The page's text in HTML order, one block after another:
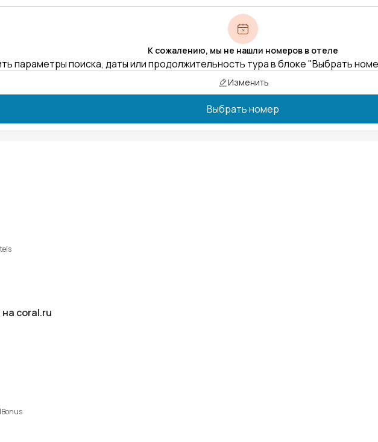
К сожалению, мы не нашли номеров в отеле
параметры поиска, даты или продолжительность тура в блоке "Выбрать
Изменить
Выбрать номер
coral.ru